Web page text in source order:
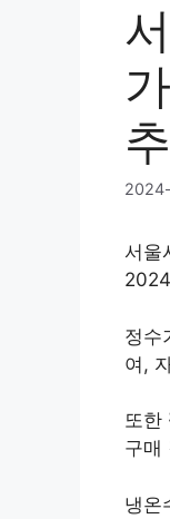
서울
정수
여,
또한
구매
냉온